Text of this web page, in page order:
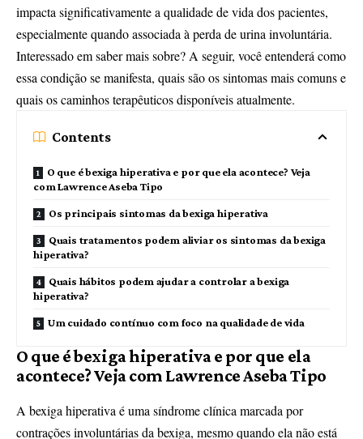
impacta significativamente a qualidade de vida dos pacientes,
especialmente quando associada à perda de urina involuntária.
Interessado em saber mais sobre? A seguir, você entenderá como
essa condição se manifesta, quais são os sintomas mais comuns e
quais os caminhos terapêuticos disponíveis atualmente.
Contents
O que é bexiga hiperativa e por que ela acontece? Veja
com Lawrence Aseba Tipo
Os principais sintomas da bexiga hiperativa
Quais tratamentos podem aliviar os sintomas da bexiga
hiperativa?
Quais hábitos podem ajudar a controlar a bexiga
hiperativa?
Um cuidado contínuo com foco na qualidade de vida
O que é bexiga hiperativa e por que ela
acontece? Veja com Lawrence Aseba Tipo
A bexiga hiperativa é uma síndrome clínica marcada por
contrações involuntárias da bexiga, mesmo quando ela não está